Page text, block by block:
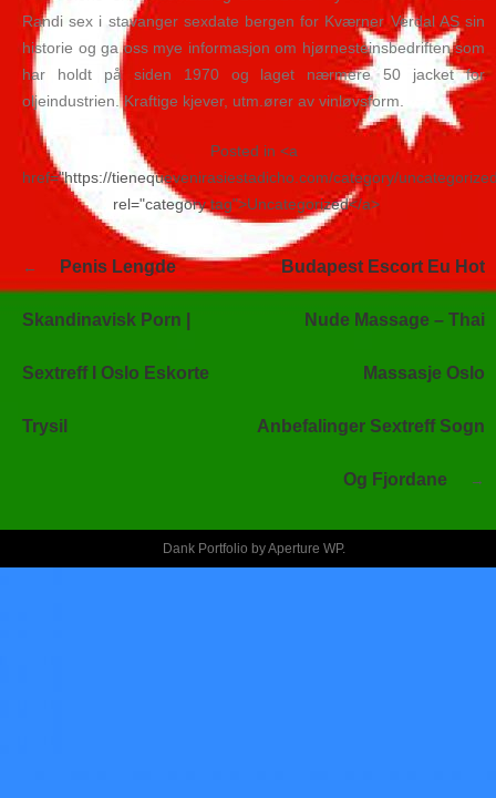
Randi sex i stavanger sexdate bergen for Kværner Verdal AS sin
historie og ga oss mye informasjon om hjørnesteinsbedriften som
har holdt på siden 1970 og laget nærmere 50 jacket for
oljeindustrien. Kraftige kjever, utm.ører av vinløvsform.
Posted in <a
href="https://tienequevenirasiestadicho.com/category/
rel="category tag">Uncategorized</a>
Navegación
de
Penis Lengde
Skandinavisk Porn |
Sextreff I Oslo Eskorte
Trysil
Budapest Escort Eu Hot
Nude Massage – Thai
Massasje Oslo
Anbefalinger Sextreff Sogn
Og Fjordane
Dank Portfolio byAperture WP.